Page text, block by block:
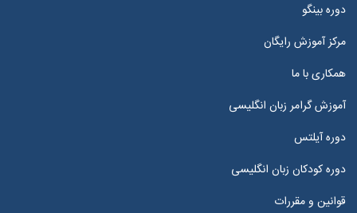
دوره بینگو
مرکز آموزش رایگان
همکاری با ما
آموزش گرامر زبان انگلیسی
دوره آیلتس
دوره کودکان زبان انگلیسی
قوانین و مقررات